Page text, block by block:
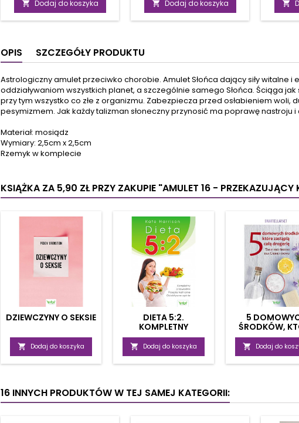
symbolicznie między
pierwszą i ostatnią literą
alfabetu greckiego; wiedzę
Wyraża też
r&oacute;wnowagę
duchową, wyważenie i
mądrość w podejmowaniu
decyzji i sąd&oacute;w.
Znak ten opatrzony
napisem Vince in Hoc -
Przez ten znak zwyciężysz -
ma przynieść zwycięstwo i
tryumf nad wszelkimi
słabościami ludzkimi
wynikającymi z niewiedzy, a
w zwalczaniu...
 Dodaj do koszyka
organizmu usprawnia
krążenie krwi i limfy
wspomaga
mięśni i stawów łagodzi
skutki wyziębienia i gorączki
rozluźnia mięśnie likwiduje
skrzepy zmniejsza
opuchlizny oczyszcza i
wzmacnia organizm
 Dodaj do koszyka
w
zostać

OPIS SZCZEGÓŁY PRODUKTU
Astrologiczny amulet przeciwko chorobie. Amulet Słońca dający siły witalne i
oddziaływaniom wszystkich planet, a szczególnie samego Słońca. Ściąga
przy tym wszystko co złe z organizmu. Zabezpiecza przed osłabieniem woli,
pesymizmem. Jak każdy talizman słoneczny przynosić ma poprawę nastroju
Materiał: mosiądz
Wymiary: 2,5cm x 2,5cm
Rzemyk w komplecie
KSIĄŻKA ZA 5,90 ZŁPRZY ZAKUPIE "AMULET 16 - PRZEKAZUJĄCY
DZIEWCZYNY O SEKSIE
 Dodaj do koszyka
DIETA 5:2.
KOMPLETNY
PRZEWODNIK
PRZEPISY KULINARNE,
OBIEKTYWNE OPINIE
 Dodaj do koszyka
5
ŚRODKÓW,
ZASTĄPIĄ
 Dodaj do
16 INNYCH PRODUKTÓW W TEJ SAMEJ KATEGORII: